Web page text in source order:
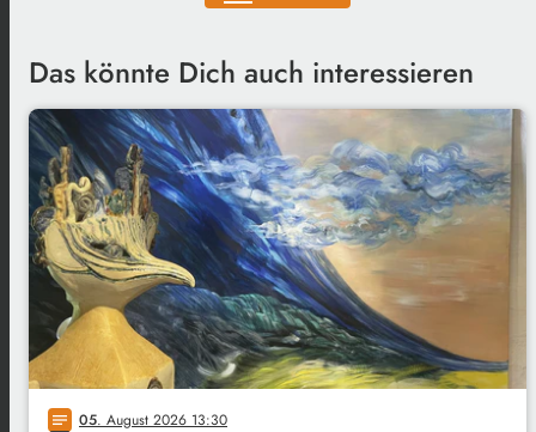
Das könnte Dich auch interessieren
notes 05. August 2026 13:30